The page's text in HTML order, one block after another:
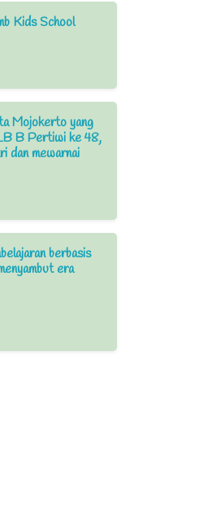
Kids School
Mojokerto yang
B Pertiwi ke 48,
dan mewarnai
berbasis
era